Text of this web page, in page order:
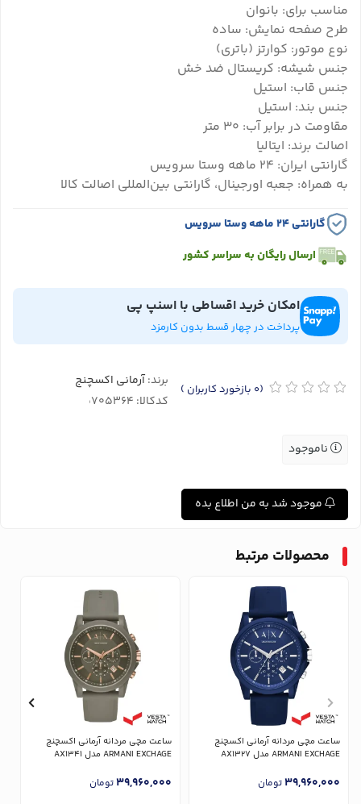
مناسب برای: بانوان
طرح صفحه نمایش: ساده
نوع موتور: کوارتز (باتری)
جنس شیشه: کریستال ضد خش
جنس قاب: استیل
جنس بند: استیل
مقاومت در برابر آب: ۳۰ متر
اصالت برند: ایتالیا
گارانتی ایران: ۲۴ ماهه وستا سرویس
به همراه: جعبه اورجینال، گارانتی بین‌المللی اصالت کالا
گارانتی ۲۴ ماهه وستا سرویس
ارسال رایگان به سراسر کشور
امکان خرید اقساطی با اسنپ پی
پرداخت در چهار قسط بدون کارمزد
(0 بازخورد کاربران ) برند:آرمانی اکسچنج
کدکالا:
ناموجود
موجود شد به من اطلاع بده
محصولات مرتبط
ساعت مچی مردانه آرمانی اکسچنج
ARMANI EXCHAGE مدل AX1327
39,960,000تومان
ساعت مچی مردانه آرمانی اکسچنج
ARMANI EXCHAGE مدل AX1341
39,960,000تومان